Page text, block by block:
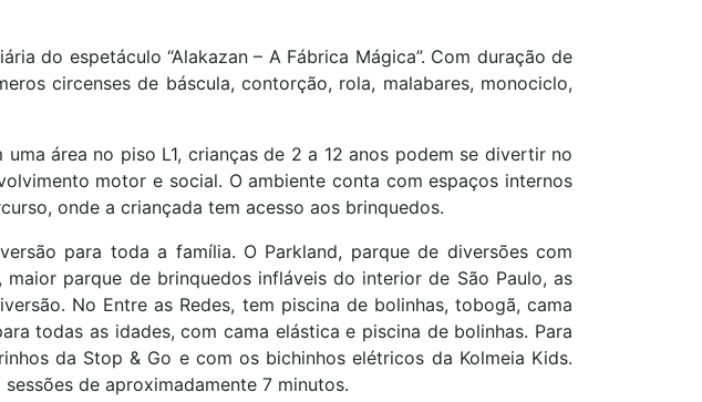
do espetáculo “Alakazan – A Fábrica Mágica”. Com duração de
circenses de báscula, contorção, rola, malabares, monociclo,
área no piso L1, crianças de 2 a 12 anos podem se divertir no
motor e social. O ambiente conta com espaços internos
onde a criançada tem acesso aos brinquedos.
para toda a família. O Parkland, parque de diversões com
parque de brinquedos infláveis do interior de São Paulo, as
No Entre as Redes, tem piscina de bolinhas, tobogã, cama
todas as idades, com cama elástica e piscina de bolinhas. Para
da Stop & Go e com os bichinhos elétricos da Kolmeia Kids.
de aproximadamente 7 minutos.